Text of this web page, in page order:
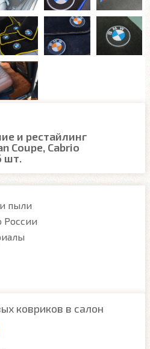
и рестайлинг
Coupe, Cabrio
шт.
пыли
России
ковриков в салон